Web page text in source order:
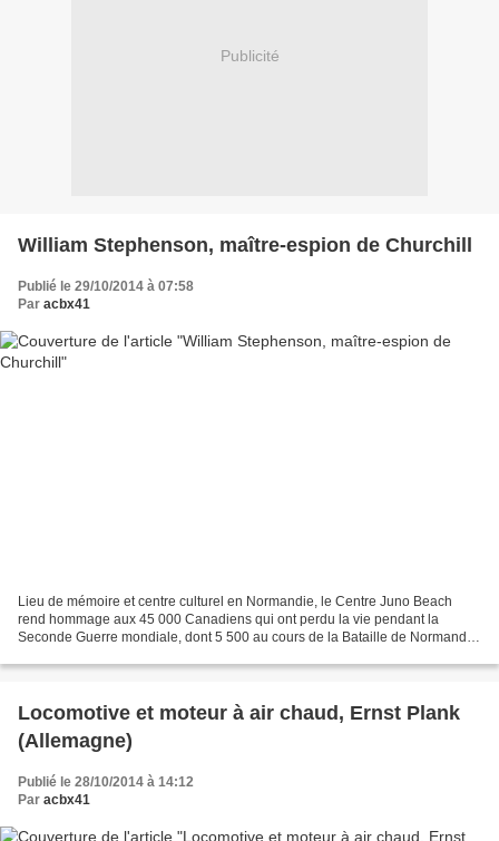
Publicité
William Stephenson, maître-espion de Churchill
Publié le 29/10/2014 à 07:58
Par acbx41
Lieu de mémoire et centre culturel en Normandie, le Centre Juno Beach
rend hommage aux 45 000 Canadiens qui ont perdu la vie pendant la
Seconde Guerre mondiale, dont 5 500 au cours de la Bataille de Normandie
Locomotive et moteur à air chaud, Ernst Plank
(Allemagne)
Publié le 28/10/2014 à 14:12
Par acbx41